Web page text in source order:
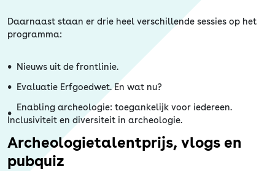
Daarnaast staan er drie heel verschillende sessies op het
programma:
Nieuws uit de frontlinie.
Evaluatie Erfgoedwet. En wat nu?
Enabling archeologie: toegankelijk voor iedereen.
Inclusiviteit en diversiteit in archeologie.
Archeologietalentprijs, vlogs en
pubquiz